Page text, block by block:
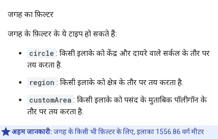
जगह का फ़िल्टर
जगह के फ़िल्टर के ये टाइप हो सकते हैं:
circle : किसी इलाके को केंद्र और दायरे वाले सर्कल के तौर पर
तय करता है.
region : किसी इलाके को क्षेत्र के तौर पर तय करता है.
customArea : किसी इलाके को पसंद के मुताबिक पॉलीगॉन के
तौर पर तय करता है.
अहम जानकारी: जगह के किसी भी फ़िल्टर के लिए, इलाका 1556.86 वर्ग मीटर